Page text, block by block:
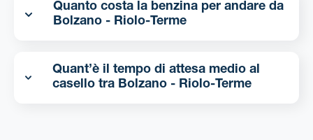
Quanto costa la benzina per andare da
Bolzano - Riolo-Terme
Quant’è il tempo di attesa medio al
casello tra Bolzano - Riolo-Terme